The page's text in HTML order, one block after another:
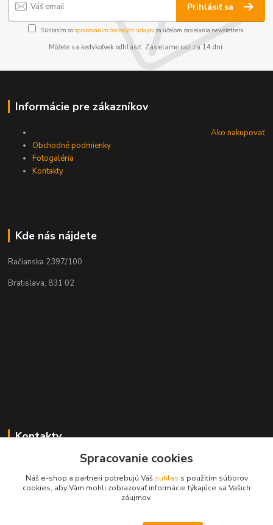
Prihlásiť sa
Súhlasím sospracovaním osobných údajov za účelom zasielania newslettera.
Môžete sa kedykoľvek odhlásiť. Zasielame raz za 14 dní.
Informácie pre zákazníkov
Ako nakupovať
Obchodné podmienky
Fotogaléria
Kontakty
Kde nás nájdete
Račianska 2397/100
Bratislava, 831 02
Kontakty
Zákaznícka podpora MADPARTS
+421 903 566 139
(Po-Pia, 8-17 hod.), (So 8-11 hod.)
Spracovanie cookies
Náš e-shop a partneri potrebujú Váš súhlas s použitím súborov
cookies, aby Vám mohli zobrazovať informácie týkajúce sa Vašich
záujmov.